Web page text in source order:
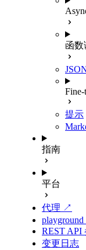
函数
Fine-
提示
指南
平台
代理 ↗
REST
变更日志